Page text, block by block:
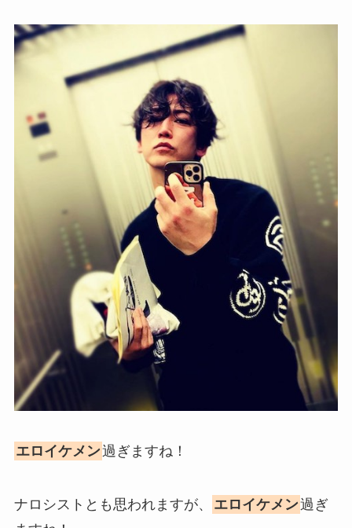
エロイケメン過ぎますね！
ナロシストとも思われますが、 エロイケメン過ぎ